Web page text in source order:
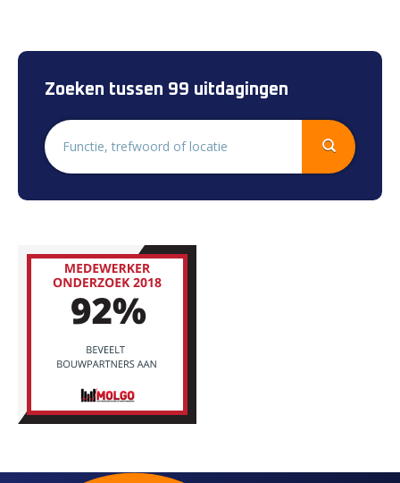
Zoeken tussen 99 uitdagingen